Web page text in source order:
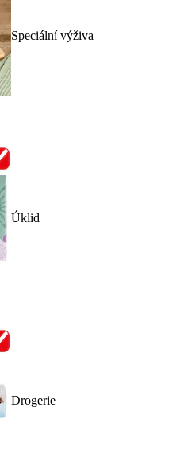
Speciální výživa
Úklid
Drogerie